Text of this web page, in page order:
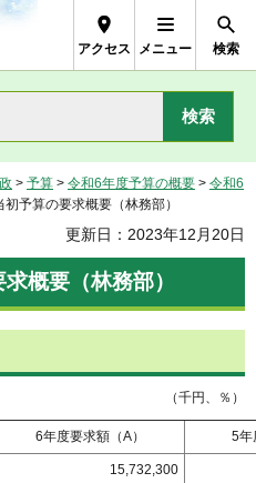
アクセス メニュー 検索
> 予算 > 令和6年度予算の概要 > 令和6
予算の要求概要（林務部）
更新日：2023年12月20日
概要（林務部）
（千円、％）
6年度要求額（A） 5年
15,732,300